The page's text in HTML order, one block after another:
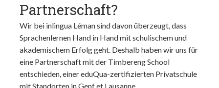
Partnerschaft?
Wir bei inlingua Léman sind davon überzeugt, dass
Sprachenlernen Hand in Hand mit schulischem und
akademischem Erfolg geht. Deshalb haben wir uns für
eine Partnerschaft mit der Timbereng School
entschieden, einer eduQua-zertifizierten Privatschule
mit Standorten in Genf et Lausanne.